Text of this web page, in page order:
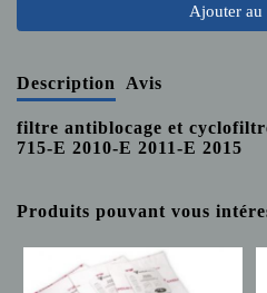
Ajouter au
Description Avis
filtre antiblocage et
715-E 2010-E 2011-E 2015
Produits pouvant vous